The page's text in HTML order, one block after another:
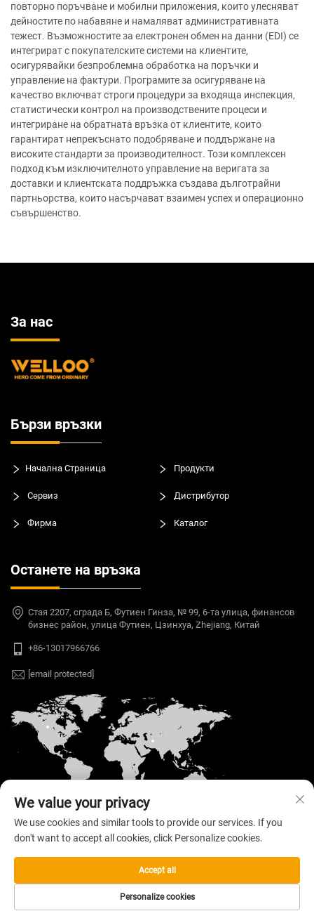
повторно поръчване и мобилни приложения, които улесняват
дейностите по набавяне и намаляват административната
тежест. Възможностите за електронен обмен на данни (EDI) се
интегрират с покупателските системи на клиентите,
осигурявайки безпроблемна обработка на поръчки и
управление на фактури. Програмите за осигуряване на
качество включват строги процедури за входяща инспекция,
статистически контрол на производствените процеси и
интегриране на обратната връзка от клиентите, които
гарантират непрекъснато подобряване и поддържане на
високите стандарти за производителност. Този комплексен
подход към изключителното управление на веригата за
доставки и клиентската поддръжка създава дълготрайни
партньорства, които насърчават взаимен успех и операционно
съвършенство.
За нас
Бързи връзки
Начална Страница Продукти
Сервиз Дистрибутор
Фирма Каталог
Останете на връзка
Стая 2207, сграда Б, Футиен Гинза, № 99, 6-та улица, финансов
бизнес район, улица Футиен, Цзинхуа, Zhejiang, Китай
+86-13017966766
[email protected]
Автоматен © 2026 Welloo Electronic Technology
Co., Ltd. Всички права запазени. —Политика за
поверителност
We value your privacy
We use cookies and similar tools to provide our services. If you
don't want to accept all cookies, click Personalize cookies.
Personalize cookies
Accept all